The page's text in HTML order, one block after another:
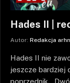
Hades II |
Autor: Redakcja
Hades II nie
jeszcze bardziej